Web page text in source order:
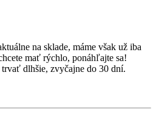
na sklade, máme však už iba
mať rýchlo, ponáhľajte sa!
dlhšie, zvyčajne do 30 dní.